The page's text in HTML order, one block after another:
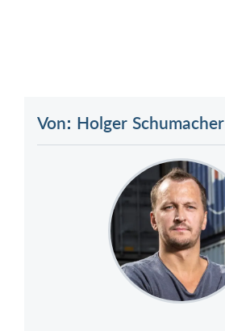
Von: Holger Schumacher